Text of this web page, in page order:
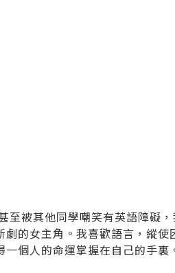
被其他同學嘲笑有英語障礙
的女主角。我喜歡語言，縱使
個人的命運掌握在自己的手